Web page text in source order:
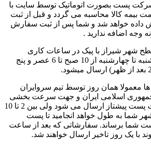
پست بصورت اتوماتیک توسط سایت با
بیمه کالا محاسبه می گردد و قبل از ثبت
داده خواهد شد و شما پس از ثبت سفارش
وجه اضافه ندارید .
شهر شیراز با پیک در ساعات کاری
روزهای غیر تعطیل (شنبه تا چهارشنبه از 10 صبح تا 6 عصر و پنج
معمولا همان روز توسط تیم سروایران
اسلامی ایران و جهت سرعت بخشی
در ارسال ها به صورت پست پیشتاز ارسال می شود ولی بین 2 تا 10
شما به طول خواهد انجامید تا پست
شما برساند. سفارشاتی که بعد از ساعت